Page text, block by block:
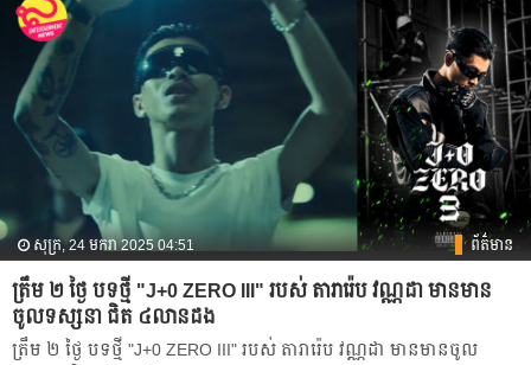
សុក្រ, 24 មករា 2025 04:51 ព័ត៌មាន
ត្រឹម ២ ថ្ងៃ បទថ្មី "J+0 ZERO III" របស់ តារារ៉េប វណ្ណដា មានមាន
ចូលទស្សនា ជិត ៤លានដង
ត្រឹម ២ ថ្ងៃ បទថ្មី "J+0 ZERO III" របស់ តារារ៉េប វណ្ណដា មានមានចូល